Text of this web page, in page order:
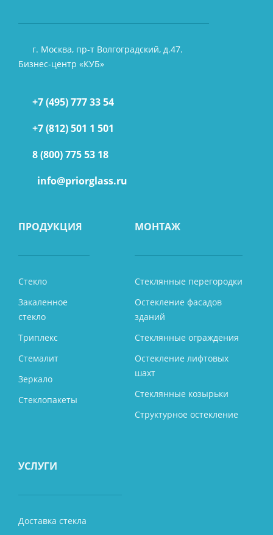
г. Москва, пр-т Волгоградский, д.47.
Бизнес-центр «КУБ»
+7 (495) 777 33 54
+7 (812) 501 1 501
8 (800) 775 53 18
info@priorglass.ru
ПРОДУКЦИЯ
Стекло
Закаленное
стекло
Триплекс
Стемалит
Зеркало
Стеклопакеты
МОНТАЖ
Стеклянные перегородки
Остекление фасадов
зданий
Стеклянные ограждения
Остекление лифтовых
шахт
Стеклянные козырьки
Структурное остекление
УСЛУГИ
Доставка стекла